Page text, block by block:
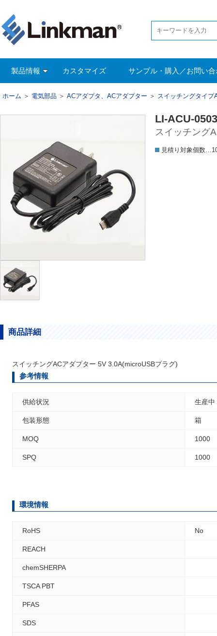
製品情報 カスタマイズ サンプル・購入／お問い
ホーム ＞ 電気部品 ＞ ACアダプタ、ACアダプター ＞ スイッチングタイプ
LI-ACU-
スイッチング
見積り対象個数
商品詳細
スイッチングACアダプター 5V 3.0A(microUSBプラグ)
参考情報
供給状況 生産中
包装形態 箱
MOQ 1000
SPQ 1000
環境情報
RoHS No
REACH
chemSHERPA
TSCA PBT
PFAS
SDS